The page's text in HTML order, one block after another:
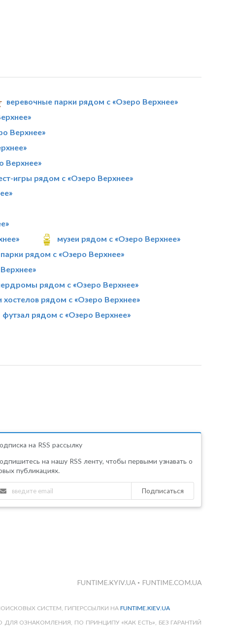
веревочные парки рядом с «Озеро Верхнее»
Верхнее»
Верхнее»
игры рядом с «Озеро Верхнее»
музеи рядом с «Озеро Верхнее»
парки рядом с «Озеро Верхнее»
рядом с «Озеро Верхнее»
хостелов рядом с «Озеро Верхнее»
футзал рядом с «Озеро Верхнее»
на RSS рассылку
на нашу RSS ленту, чтобы первыми узнавать о
публикациях.
Подписаться
FUNTIME.KYIV.UA • FUNTIME.COM.UA
СИСТЕМ, ГИПЕРССЫЛКИ НА FUNTIME.KIEV.UA
ОЗНАКОМЛЕНИЯ, ПО ПРИНЦИПУ «КАК ЕСТЬ», БЕЗ ГАРАНТИЙ